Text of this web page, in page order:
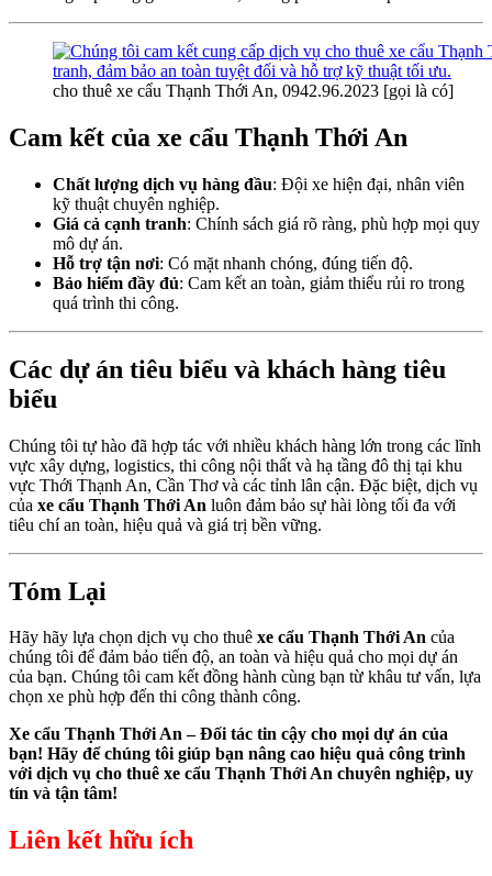
cho thuê xe cẩu Thạnh Thới An, 0942.96.2023 [gọi là có]
Cam kết của xe cẩu Thạnh Thới An
Chất lượng dịch vụ hàng đầu: Đội xe hiện đại, nhân viên
kỹ thuật chuyên nghiệp.
Giá cả cạnh tranh: Chính sách giá rõ ràng, phù hợp mọi quy
mô dự án.
Hỗ trợ tận nơi: Có mặt nhanh chóng, đúng tiến độ.
Bảo hiểm đầy đủ: Cam kết an toàn, giảm thiểu rủi ro trong
quá trình thi công.
Các dự án tiêu biểu và khách hàng tiêu
biểu
Chúng tôi tự hào đã hợp tác với nhiều khách hàng lớn trong các lĩnh
vực xây dựng, logistics, thi công nội thất và hạ tầng đô thị tại khu
vực Thới Thạnh An, Cần Thơ và các tỉnh lân cận. Đặc biệt, dịch vụ
của xe cẩu Thạnh Thới An luôn đảm bảo sự hài lòng tối đa với
tiêu chí an toàn, hiệu quả và giá trị bền vững.
Tóm Lại
Hãy hãy lựa chọn dịch vụ cho thuê xe cẩu Thạnh Thới An của
chúng tôi để đảm bảo tiến độ, an toàn và hiệu quả cho mọi dự án
của bạn. Chúng tôi cam kết đồng hành cùng bạn từ khâu tư vấn, lựa
chọn xe phù hợp đến thi công thành công.
Xe cẩu Thạnh Thới An – Đối tác tin cậy cho mọi dự án của
bạn! Hãy để chúng tôi giúp bạn nâng cao hiệu quả công trình
với dịch vụ cho thuê xe cẩu Thạnh Thới An chuyên nghiệp, uy
tín và tận tâm!
Liên kết hữu ích